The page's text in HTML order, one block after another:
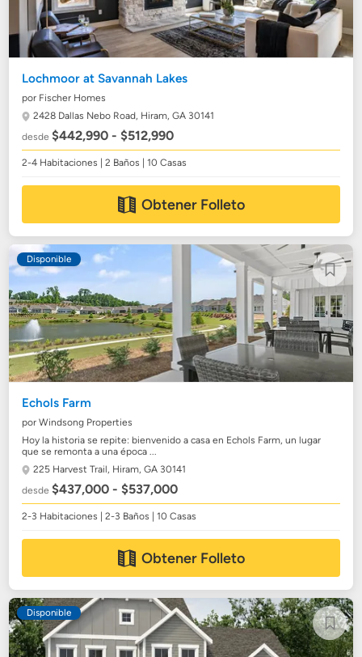
Lochmoor at Savannah Lakes
por Fischer Homes
2428 Dallas Nebo Road, Hiram, GA 30141
desde$442,990 - $512,990
2-4 Habitaciones | 2 Baños | 10 Casas
Obtener Folleto
Disponible
Echols Farm
por Windsong Properties
Hoy la historia se repite: bienvenido a casa en Echols Farm, un lugar
que se remonta a una época ...
225 Harvest Trail, Hiram, GA 30141
desde$437,000 - $537,000
2-3 Habitaciones | 2-3 Baños | 10 Casas
Obtener Folleto
Disponible